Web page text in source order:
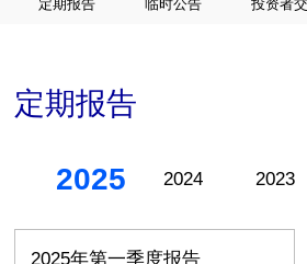
定期报告 临时公告 投资者
定期报告
2025 2024 2023
2025年第一季度报告